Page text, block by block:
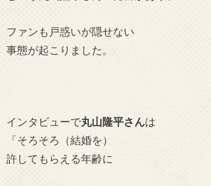
ファンも戸惑いが隠せない
事態が起こりました。
インタビューで丸山隆平さんは
「そろそろ（結婚を）
許してもらえる年齢に